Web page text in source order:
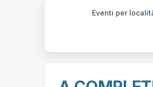
Eventi per